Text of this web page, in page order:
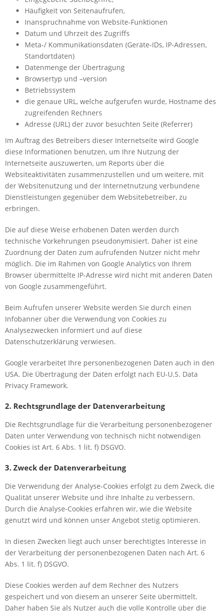
Häufigkeit von Seitenaufrufen,
Inanspruchnahme von Website-Funktionen
Datum und Uhrzeit des Zugriffs
Meta-/ Kommunikationsdaten (Geräte-IDs, IP-Adressen,
Standortdaten)
Datenmenge der Übertragung
Browsertyp und –version
Betriebssystem
die genaue URL, welche aufgerufen wurde, Hostname des
zugreifenden Rechners
Adresse (URL) der zuvor besuchten Seite (Referrer)
Im Auftrag des Betreibers dieser Internetseite wird Google
diese Informationen benutzen, um Ihre Nutzung der
Internetseite auszuwerten, um Reports über die
Websiteaktivitäten zusammenzustellen und um weitere, mit
der Websitenutzung und der Internetnutzung verbundene
Dienstleistungen gegenüber dem Websitebetreiber, zu
erbringen.
Die auf diese Weise erhobenen Daten werden durch
technische Vorkehrungen pseudonymisiert. Daher ist eine
Zuordnung der Daten zum aufrufenden Nutzer nicht mehr
möglich. Die im Rahmen von Google Analytics von Ihrem
Browser übermittelte IP-Adresse wird nicht mit anderen Daten
von Google zusammengeführt.
Beim Aufrufen unserer Website werden Sie durch einen
Infobanner über die Verwendung von Cookies zu
Analysezwecken informiert und auf diese
Datenschutzerklärung verwiesen.
Google verarbeitet Ihre personenbezogenen Daten auch in den
USA. Die Übertragung der Daten erfolgt nach EU-U.S. Data
Privacy Framework.
2. Rechtsgrundlage der Datenverarbeitung
Die Rechtsgrundlage für die Verarbeitung personenbezogener
Daten unter Verwendung von technisch nicht notwendigen
Cookies ist Art. 6 Abs. 1 lit. f) DSGVO.
3. Zweck der Datenverarbeitung
Die Verwendung der Analyse-Cookies erfolgt zu dem Zweck, die
Qualität unserer Website und ihre Inhalte zu verbessern.
Durch die Analyse-Cookies erfahren wir, wie die Website
genutzt wird und können unser Angebot stetig optimieren.
In diesen Zwecken liegt auch unser berechtigtes Interesse in
der Verarbeitung der personenbezogenen Daten nach Art. 6
Abs. 1 lit. f) DSGVO.
Diese Cookies werden auf dem Rechner des Nutzers
gespeichert und von diesem an unserer Seite übermittelt.
Daher haben Sie als Nutzer auch die volle Kontrolle über die